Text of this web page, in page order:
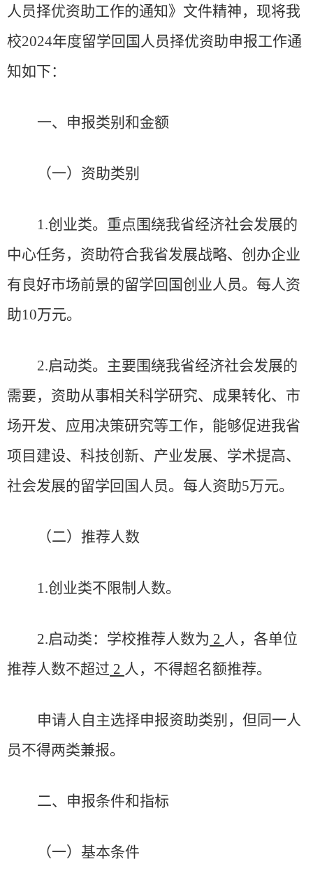
人员择优资助工作的通知》 文件精神，现将我
校2024年度留学回国人员择优资助申报工作通
知如下：
一、申报类别和金额
（一）资助类别
1.创业类。重点围绕我省经济社会发展的
中心任务，资助符合我省发展战略、创办企业
有良好市场前景的留学回国创业人员。每人资
助10万元。
2.启动类。主要围绕我省经济社会发展的
需要，资助从事相关科学研究、成果转化、市
场开发、应用决策研究等工作，能够促进我省
项目建设、科技创新、产业发展、学术提高、
社会发展的留学回国人员。每人资助5万元。
（二） 推荐人数
1.创业类不限制人数。
2.启动类： 学校推荐人数为 2 人， 各单位
推荐人数不超过 2 人 ， 不得超名额推荐。
申请人自主选择申报资助类别，但同一人
员不得两类兼报。
二、申报条件和指标
（一）基本条件